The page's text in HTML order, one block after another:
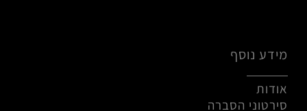
מידע נוסף
אודות
סירטוני הסברה